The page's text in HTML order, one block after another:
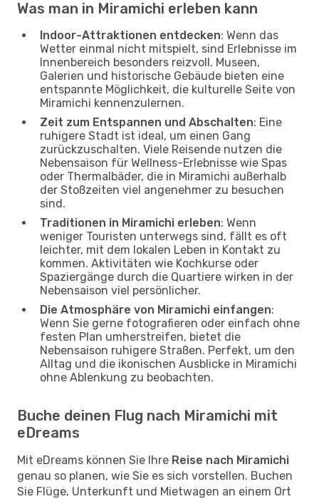
Was man in Miramichi erleben kann
Indoor-Attraktionen entdecken: Wenn das
Wetter einmal nicht mitspielt, sind Erlebnisse im
Innenbereich besonders reizvoll. Museen,
Galerien und historische Gebäude bieten eine
entspannte Möglichkeit, die kulturelle Seite von
Miramichi kennenzulernen.
Zeit zum Entspannen und Abschalten: Eine
ruhigere Stadt ist ideal, um einen Gang
zurückzuschalten. Viele Reisende nutzen die
Nebensaison für Wellness-Erlebnisse wie Spas
oder Thermalbäder, die in Miramichi außerhalb
der Stoßzeiten viel angenehmer zu besuchen
sind.
Traditionen in Miramichi erleben: Wenn
weniger Touristen unterwegs sind, fällt es oft
leichter, mit dem lokalen Leben in Kontakt zu
kommen. Aktivitäten wie Kochkurse oder
Spaziergänge durch die Quartiere wirken in der
Nebensaison viel persönlicher.
Die Atmosphäre von Miramichi einfangen:
Wenn Sie gerne fotografieren oder einfach ohne
festen Plan umherstreifen, bietet die
Nebensaison ruhigere Straßen. Perfekt, um den
Alltag und die ikonischen Ausblicke in Miramichi
ohne Ablenkung zu beobachten.
Buche deinen Flug nach Miramichi mit
eDreams
Mit eDreams können Sie Ihre Reise nach Miramichi
genau so planen, wie Sie es sich vorstellen. Buchen
Sie Flüge, Unterkunft und Mietwagen an einem Ort